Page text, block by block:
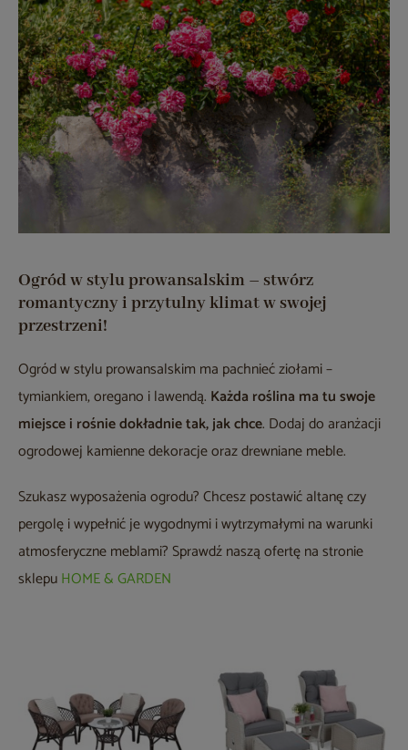
Ogród w stylu prowansalskim – stwórz
romantyczny i przytulny klimat w swojej
przestrzeni!
Ogród w stylu prowansalskim ma pachnieć ziołami –
tymiankiem, oregano i lawendą. Każda roślina ma tu swoje
miejsce i rośnie dokładnie tak, jak chce. Dodaj do aranżacji
ogrodowej kamienne dekoracje oraz drewniane meble.
Szukasz wyposażenia ogrodu? Chcesz postawić altanę czy
pergolę i wypełnić je wygodnymi i wytrzymałymi na warunki
atmosferyczne meblami? Sprawdź naszą ofertę na stronie
sklepuHOME & GARDEN